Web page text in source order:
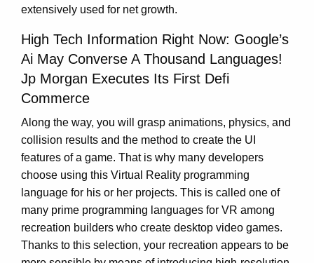
extensively used for net growth.
High Tech Information Right Now: Google’s
Ai May Converse A Thousand Languages!
Jp Morgan Executes Its First Defi
Commerce
Along the way, you will grasp animations, physics, and
collision results and the method to create the UI
features of a game. That is why many developers
choose using this Virtual Reality programming
language for his or her projects. This is called one of
many prime programming languages for VR among
recreation builders who create desktop video games.
Thanks to this selection, your recreation appears to be